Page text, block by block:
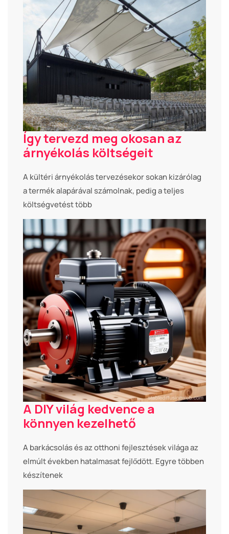
Így tervezd meg okosan az
árnyékolás költségeit
A kültéri árnyékolás tervezésekor sokan kizárólag
a termék alapárával számolnak, pedig a teljes
költségvetést több
A DIY világ kedvence a
könnyen kezelhető
A barkácsolás és az otthoni fejlesztések világa az
elmúlt években hatalmasat fejlődött. Egyre többen
készítenek